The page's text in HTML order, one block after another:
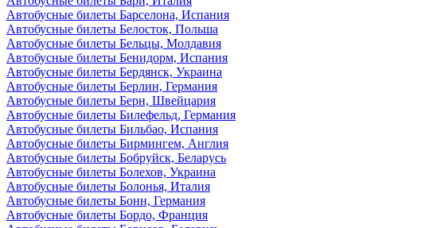
Автобусные билеты Барселона, Испания
Автобусные билеты Белосток, Польша
Автобусные билеты Бельцы, Молдавия
Автобусные билеты Бенидорм, Испания
Автобусные билеты Бердянск, Украина
Автобусные билеты Берлин, Германия
Автобусные билеты Берн, Швейцария
Автобусные билеты Билефельд, Германия
Автобусные билеты Бильбао, Испания
Автобусные билеты Бирмингем, Англия
Автобусные билеты Бобруйск, Беларусь
Автобусные билеты Болехов, Украина
Автобусные билеты Болонья, Италия
Автобусные билеты Бонн, Германия
Автобусные билеты Бордо, Франция